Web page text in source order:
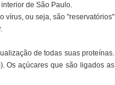
de São Paulo.
vírus, ou seja, são "reservatórios"
de todas suas proteínas.
Os açúcares que são ligados as